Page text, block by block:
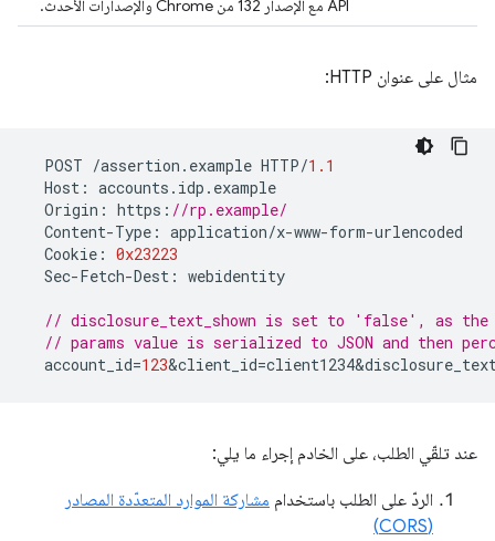
API مع الإصدار 132 من Chrome والإصدارات الأحدث.
مثال على عنوان HTTP:
POST /assertion . example HTTP/1.1
Host : accounts . idp . example
Origin : https : //rp.example/
Content-Type : application/x-www-form-urlencoded
Cookie : 0x23223
Sec-Fetch-Dest : webidentity
// disclosure_text_shown is set to 'false', as
// params value is serialized to JSON and then
account_id=123&client_id=
عند تلقّي الطلب، على الخادم إجراء ما يلي:
الردّ على الطلب باستخدام مشاركة الموارد المتعدّدة المصادر
(CORS)